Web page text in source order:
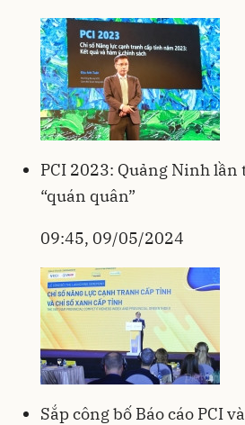
PCI 2023: Quảng Ninh
“quán quân”
09:45, 09/05/2024
Sắp công bố Báo cáo PCI